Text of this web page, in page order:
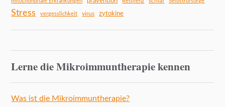
Stress vergesslichkeit virus zytokine
Lerne die Mikroimmuntherapie kennen
Was ist die Mikroimmuntherapie?